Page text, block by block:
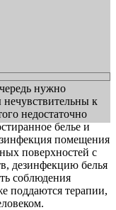
нужно
к
недостаточно
белье и
помещения
поверхностей с
дезинфекцию белья
соблюдения
поддаются терапии,